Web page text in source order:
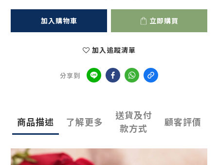
加入購物車 立即購買
加入追蹤清單
分享到
商品描述 了解更多
送貨及付
款方式
顧客評價